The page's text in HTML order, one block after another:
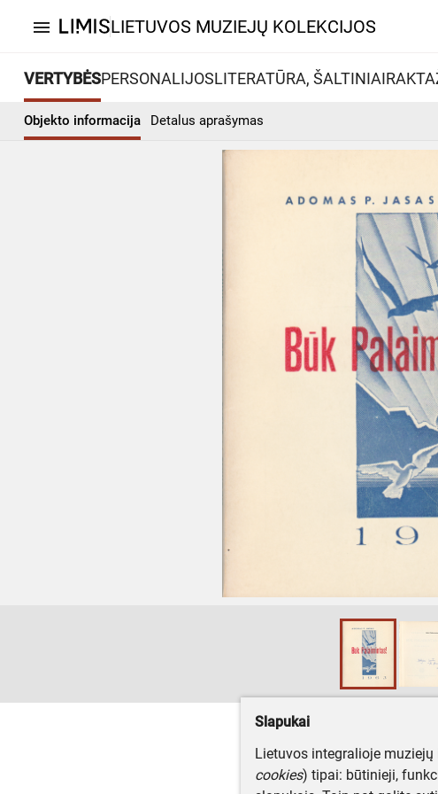
menu LIETUVOS MUZIEJŲ KOLEKCIJOS
VERTYBĖSPERSONALIJOSLITERATŪRA, ŠALTINIAI
Objekto informacija Detalus aprašymas
Slapukai
Lietuvos integralioje
cookies) tipai: būtinieji,